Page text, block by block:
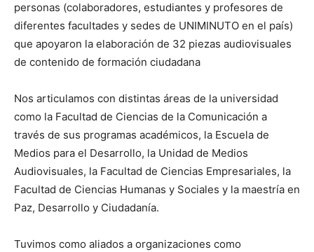
personas (colaboradores, estudiantes y profesores de
diferentes facultades y sedes de UNIMINUTO en el país)
que apoyaron la elaboración de 32 piezas audiovisuales
de contenido de formación ciudadana
Nos articulamos con distintas áreas de la universidad
como la Facultad de Ciencias de la Comunicación a
través de sus programas académicos, la Escuela de
Medios para el Desarrollo, la Unidad de Medios
Audiovisuales, la Facultad de Ciencias Empresariales, la
Facultad de Ciencias Humanas y Sociales y la maestría en
Paz, Desarrollo y Ciudadanía.
Tuvimos como aliados a organizaciones como